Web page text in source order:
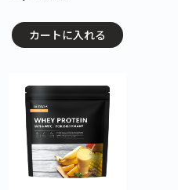
カートに入れる